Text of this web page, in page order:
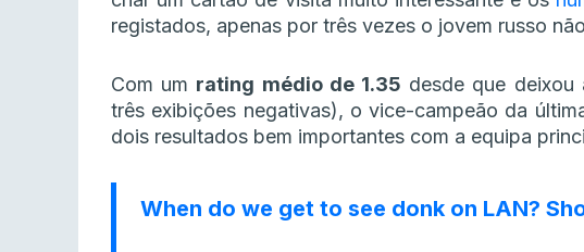
registados, apenas por três vezes o jovem russo
Com um rating médio de 1.35 desde que deixou
três exibições negativas), o vice-campeão da
dois resultados bem importantes com a equipa
When do we get to see donk on LAN?